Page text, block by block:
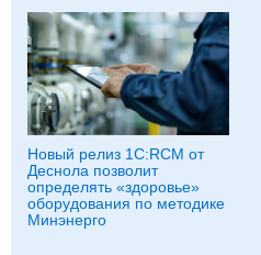
Новый релиз 1С:RCM от
Деснола позволит
определять «здоровье»
оборудования по методике
Минэнерго